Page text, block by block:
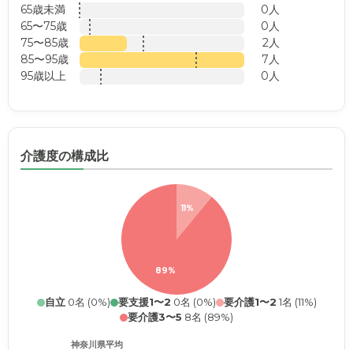
65歳未満
0人
65〜75歳
0人
75〜85歳
2人
85〜95歳
7人
95歳以上
0人
介護度の構成比
11%
89%
自立0名 (0%) 要支援1〜2 0名 (0%) 要介護1〜2 1名 (11%)
要介護3〜5 8名 (89%)
神奈川県平均